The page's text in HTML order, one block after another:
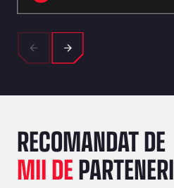
Previous
Next
RECOMANDAT DE
MII DEPARTENERI